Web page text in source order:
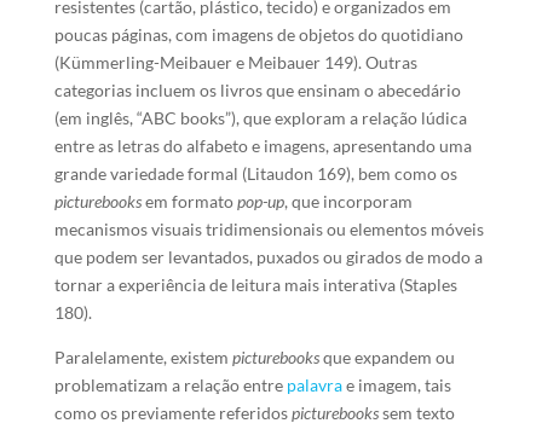
resistentes (cartão, plástico, tecido) e organizados em
poucas páginas, com imagens de objetos do quotidiano
(Kümmerling-Meibauer e Meibauer 149). Outras
categorias incluem os livros que ensinam o abecedário
(em inglês, “ABC books”), que exploram a relação lúdica
entre as letras do alfabeto e imagens, apresentando uma
grande variedade formal (Litaudon 169), bem como os
picturebooksem formatopop-up, que incorporam
mecanismos visuais tridimensionais ou elementos móveis
que podem ser levantados, puxados ou girados de modo a
tornar a experiência de leitura mais interativa (Staples
180).
Paralelamente, existem picturebooksque expandem ou
problematizam a relação entre palavrae imagem, tais
como os previamente referidospicturebookssem texto